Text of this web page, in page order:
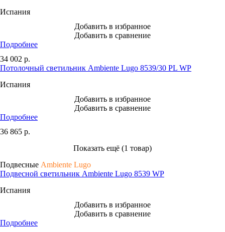
Испания
Добавить в избранное
Добавить в сравнение
Подробнее
34 002 р.
Потолочный светильник Ambiente Lugo 8539/30 PL WP
Испания
Добавить в избранное
Добавить в сравнение
Подробнее
36 865 р.
Показать ещё (1 товар)
Подвесные Ambiente Lugo
Подвесной светильник Ambiente Lugo 8539 WP
Испания
Добавить в избранное
Добавить в сравнение
Подробнее